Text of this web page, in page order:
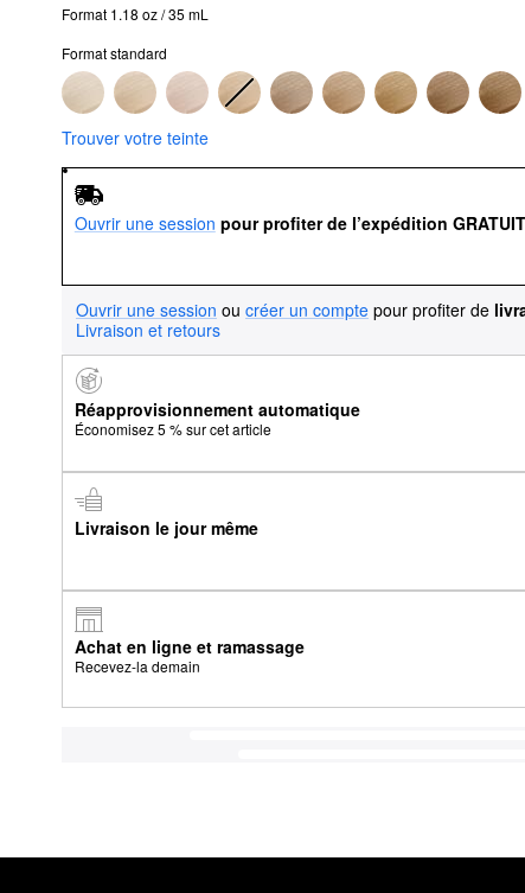
Format 1.18 oz / 35 mL
Format standard
Trouver votre teinte
Ouvrir une session pour profiter de l’expédition
Ouvrir une session ou créer un compte pour profiter de
Livraison et retours
Réapprovisionnement automatique
Économisez 5 % sur cet article
Livraison le jour même
Achat en ligne et ramassage
Recevez-la demain